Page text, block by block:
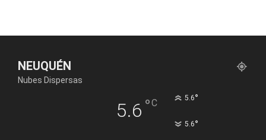
NEUQUÉN
Nubes Dispersas
5.6 °C 5.6°
5.6°